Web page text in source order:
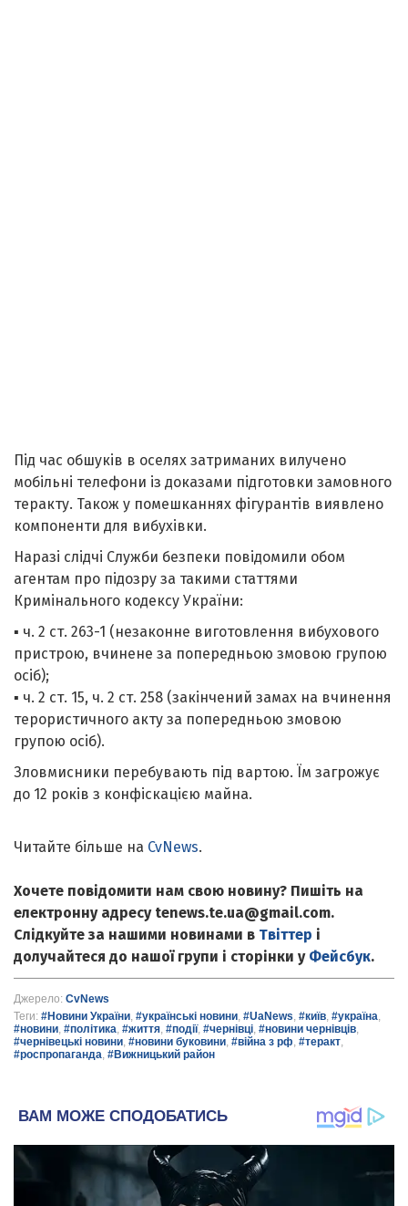
Під час обшуків в оселях затриманих вилучено
мобільні телефони із доказами підготовки замовного
теракту. Також у помешканнях фігурантів виявлено
компоненти для вибухівки.
Наразі слідчі Служби безпеки повідомили обом
агентам про підозру за такими статтями
Кримінального кодексу України:
▪️ ч. 2 ст. 263-1 (незаконне виготовлення вибухового
пристрою, вчинене за попередньою змовою групою
осіб);
▪️ ч. 2 ст. 15, ч. 2 ст. 258 (закінчений замах на вчинення
терористичного акту за попередньою змовою
групою осіб).
Зловмисники перебувають під вартою. Їм загрожує
до 12 років з конфіскацією майна.
Читайте більше на CvNews.
Хочете повідомити нам свою новину? Пишіть на
електронну адресу tenews.te.ua@gmail.com.
Слідкуйте за нашими новинами в Твіттер і
долучайтеся до нашої групи і сторінки у Фейсбук.
Джерело: CvNews
Теги: #Новини України, #українські новини, #UaNews, #київ, #україна,
#новини, #політика, #життя, #події, #чернівці, #новини чернівців,
#чернівецькі новини, #новини буковини, #війна з рф, #теракт,
#роспропаганда, #Вижницький район